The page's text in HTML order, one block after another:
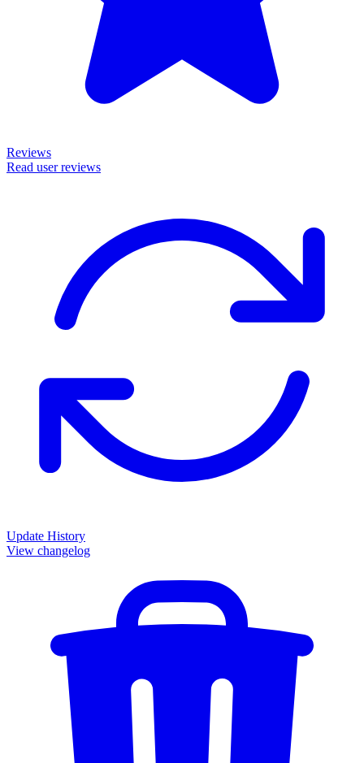
Reviews
Read user reviews
Update History
View changelog